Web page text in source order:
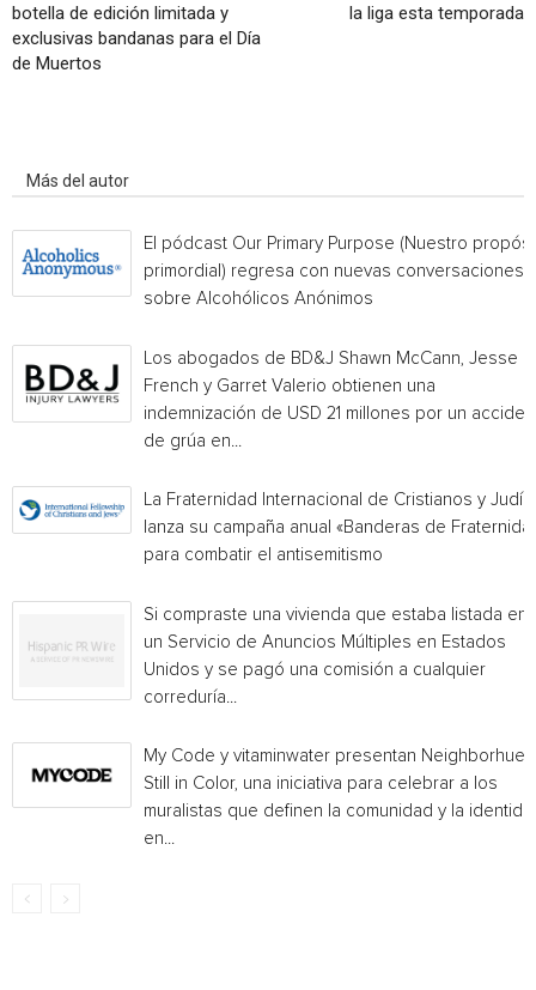
botella de edición limitada y
exclusivas bandanas para el Día
de Muertos
la liga esta temporada
Más del autor
El pódcast Our Primary Purpose (Nuestro
primordial) regresa con nuevas conversaciones
sobre Alcohólicos Anónimos
Los abogados de BD&J Shawn McCann, Jesse
French y Garret Valerio obtienen una
indemnización de USD 21 millones por un
de grúa en...
La Fraternidad Internacional de Cristianos y
lanza su campaña anual «Banderas de
para combatir el antisemitismo
Si compraste una vivienda que estaba listada en
un Servicio de Anuncios Múltiples en Estados
Unidos y se pagó una comisión a cualquier
correduría...
My Code y vitaminwater presentan Neighborhue:
Still in Color, una iniciativa para celebrar a los
muralistas que definen la comunidad y la
en...